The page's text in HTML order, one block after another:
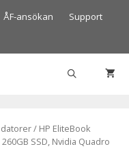
ÅF-ansökan
Support
/ HP EliteBook
SSD, Nvidia Quadro